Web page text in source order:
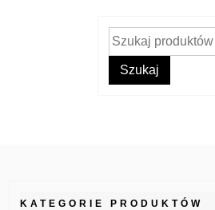
Szukaj:
Szukaj
KATEGORIE PRODUKTÓW